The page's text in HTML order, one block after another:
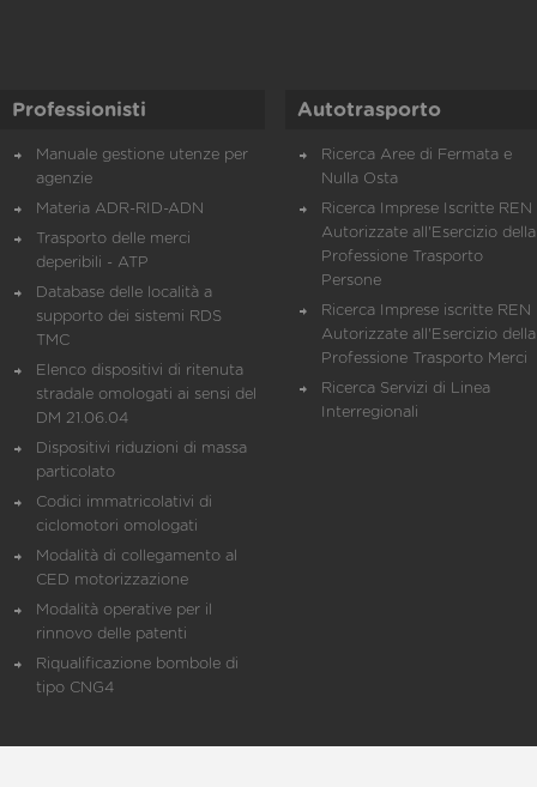
Professionisti
Manuale gestione utenze per
agenzie
Materia ADR-RID-ADN
Trasporto delle merci
deperibili - ATP
Database delle località a
supporto dei sistemi RDS
TMC
Elenco dispositivi di ritenuta
stradale omologati ai sensi del
DM 21.06.04
Dispositivi riduzioni di massa
particolato
Codici immatricolativi di
ciclomotori omologati
Modalità di collegamento al
CED motorizzazione
Modalità operative per il
rinnovo delle patenti
Riqualificazione bombole di
tipo CNG4
Autotrasporto
Ricerca Aree di Fermata e
Nulla Osta
Ricerca Imprese Iscritte REN
Autorizzate all'Esercizio della
Professione Trasporto
Persone
Ricerca Imprese iscritte REN
Autorizzate all'Esercizio della
Professione Trasporto Merci
Ricerca Servizi di Linea
Interregionali